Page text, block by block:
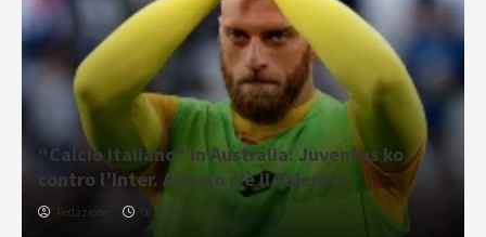
“Calcio italiano” in Australia: Juventus ko
contro l’Inter. Adesso c’è il Palermo
Redazione 08/08/2026 16:09